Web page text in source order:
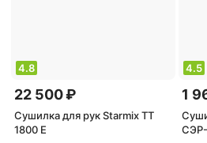
4.8
22 500 ₽
Сушилка для рук Starmix TT
1800 E
4.5
1